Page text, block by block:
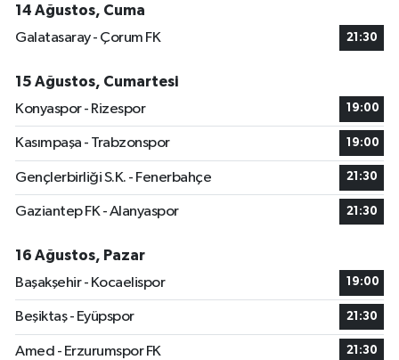
14 Ağustos, Cuma
Galatasaray - Çorum FK
21:30
15 Ağustos, Cumartesi
Konyaspor - Rizespor
19:00
Kasımpaşa - Trabzonspor 19:00
Gençlerbirliği S.K. - Fenerbahçe 21:30
Gaziantep FK - Alanyaspor 21:30
16 Ağustos, Pazar
Başakşehir - Kocaelispor
19:00
Beşiktaş - Eyüpspor 21:30
Amed - Erzurumspor FK 21:30